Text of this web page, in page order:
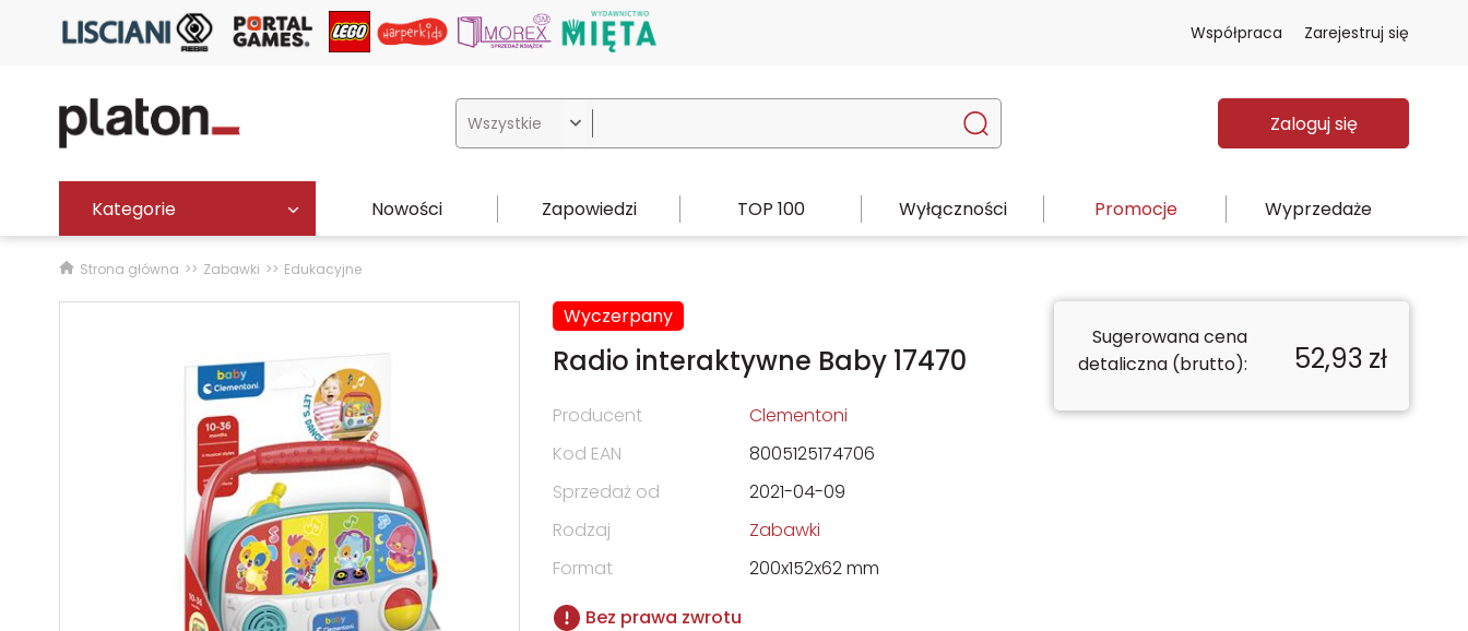
Współpraca Zarejestruj się
 Zaloguj się
Kategorie Nowości Zapowiedzi TOP 100 Wyłączności Promocje Wyprzedaże
Strona główna Zabawki Edukacyjne
Wyczerpany
Radio interaktywne Baby 17470
Producent
Clementoni
Kod EAN
8005125174706
Sprzedaż od
2021-04-09
Rodzaj
Zabawki
Format
200x152x62 mm
Bez prawa zwrotu
Sugerowana cena
detaliczna (brutto):
52,93 zł